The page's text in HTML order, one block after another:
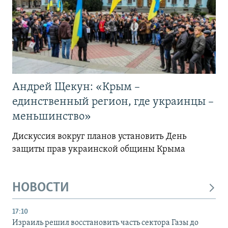
Андрей Щекун: «Крым –
единственный регион, где украинцы –
меньшинство»
Дискуссия вокруг планов установить День
защиты прав украинской общины Крыма
НОВОСТИ
17:10
Израиль решил восстановить часть сектора Газы до